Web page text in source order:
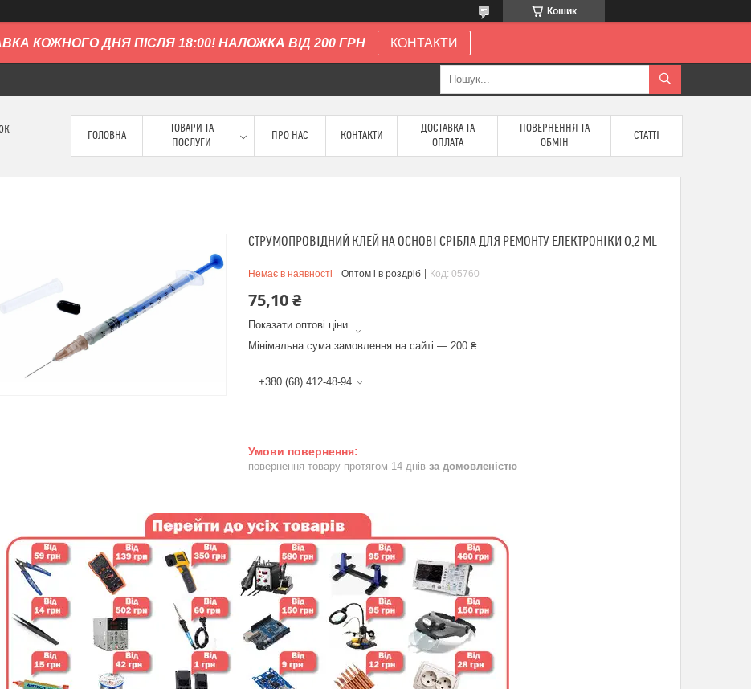
Кошик
КОЖНОГО ДНЯ ПІСЛЯ 18:00! НАЛОЖКА ВІД 200 ГРН КОНТАКТИ
ГОЛОВНА
ТОВАРИ ТА
ПОСЛУГИ
ПРО НАС КОНТАКТИ
ДОСТАВКА ТА
ОПЛАТА
ПОВЕРНЕННЯ ТА
ОБМІН
СТАТТІ
СТРУМОПРОВІДНИЙ КЛЕЙ НА ОСНОВІ СРІБЛА ДЛЯ РЕМОНТУ ЕЛЕКТРОНІКИ 0,2 ML
Немає в наявності Оптом і в роздріб Код: 05760
75,10 ₴
Показати оптові ціни
Мінімальна сума замовлення на сайті — 200 ₴
+380 (68) 412-48-94
повернення товару протягом 14 днів за домовленістю